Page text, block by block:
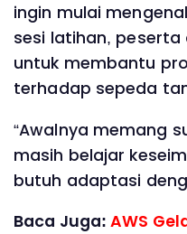
ingin mulai
sesi latihan,
untuk membantu
terhadap sepeda
“Awalnya memang
masih belajar
butuh adaptasi
Baca Juga:AWS